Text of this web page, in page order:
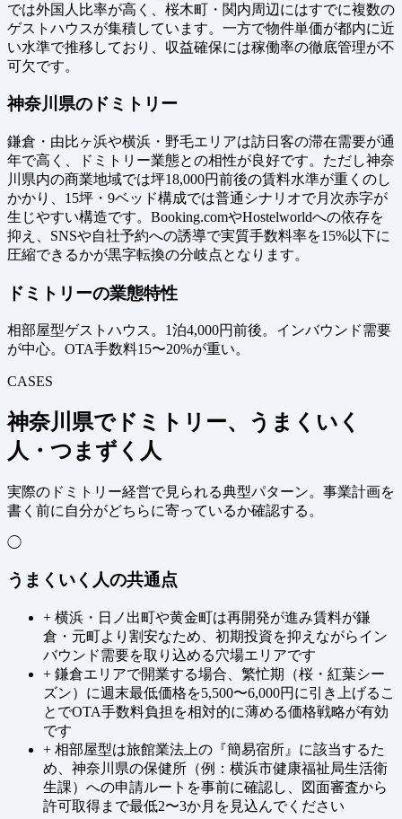
では外国人比率が高く、桜木町・関内周辺にはすでに複数の
ゲストハウスが集積しています。一方で物件単価が都内に近
い水準で推移しており、収益確保には稼働率の徹底管理が不
可欠です。
神奈川県のドミトリー
鎌倉・由比ヶ浜や横浜・野毛エリアは訪日客の滞在需要が通
年で高く、ドミトリー業態との相性が良好です。ただし神奈
川県内の商業地域では坪18,000円前後の賃料水準が重くのし
かかり、15坪・9ベッド構成では普通シナリオで月次赤字が
生じやすい構造です。Booking.comやHostelworldへの依存を
抑え、SNSや自社予約への誘導で実質手数料率を15%以下に
圧縮できるかが黒字転換の分岐点となります。
ドミトリーの業態特性
相部屋型ゲストハウス。1泊4,000円前後。インバウンド需要
が中心。OTA手数料15〜20%が重い。
CASES
神奈川県でドミトリー、うまくいく
人・つまずく人
実際のドミトリー経営で見られる典型パターン。事業計画を
書く前に自分がどちらに寄っているか確認する。
◯
うまくいく人の共通点
+ 横浜・日ノ出町や黄金町は再開発が進み賃料が鎌
倉・元町より割安なため、初期投資を抑えながらイン
バウンド需要を取り込める穴場エリアです
+ 鎌倉エリアで開業する場合、繁忙期（桜・紅葉シー
ズン）に週末最低価格を5,500〜6,000円に引き上げるこ
とでOTA手数料負担を相対的に薄める価格戦略が有効
です
+ 相部屋型は旅館業法上の『簡易宿所』に該当するた
め、神奈川県の保健所（例：横浜市健康福祉局生活衛
生課）への申請ルートを事前に確認し、図面審査から
許可取得まで最低2〜3か月を見込んでください